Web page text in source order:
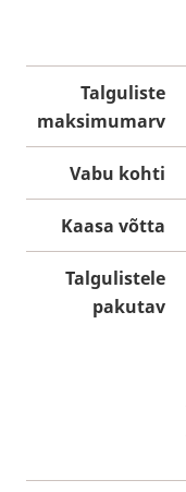
Talguliste
maksimumarv
Vabu kohti
Kaasa võtta
Talgulistele
pakutav